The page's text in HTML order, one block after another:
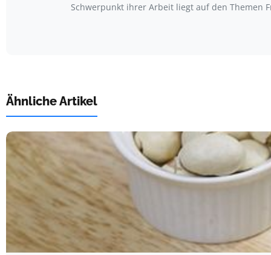
Schwerpunkt ihrer Arbeit liegt auf den Themen
Ähnliche Artikel